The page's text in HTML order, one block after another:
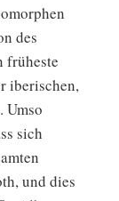
des
früheste
iberischen,
Umso
sich
und dies